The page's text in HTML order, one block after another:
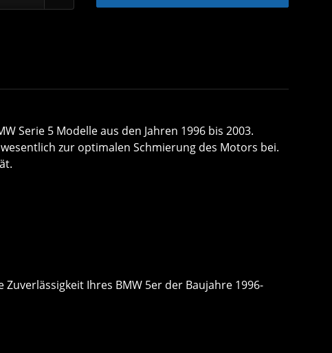
Serie 5 Modelle aus den Jahren 1996 bis 2003.
zur optimalen Schmierung des Motors bei.
Ihres BMW 5er der Baujahre 1996-